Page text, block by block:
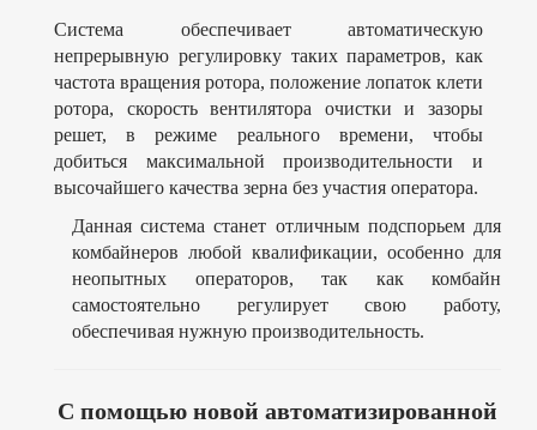
Система обеспечивает автоматическую
непрерывную регулировку таких параметров, как
частота вращения ротора, положение лопаток клети
ротора, скорость вентилятора очистки и зазоры
решет, в режиме реального времени, чтобы
добиться максимальной производительности и
высочайшего качества зерна без участия оператора.
Данная система станет отличным подспорьем для
комбайнеров любой квалификации, особенно для
неопытных операторов, так как комбайн
самостоятельно регулирует свою работу,
обеспечивая нужную производительность.
С помощью новой автоматизированной